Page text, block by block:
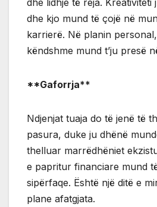
dhe kjo mund të çojë në
karrierë. Në planin
këndshme mund t’ju presë
**Gaforrja**
Ndjenjat tuaja do të jenë të
pasura, duke ju dhënë
thelluar marrëdhëniet
e papritur financiare mund
sipërfaqe. Është një ditë e
plane afatgjata.